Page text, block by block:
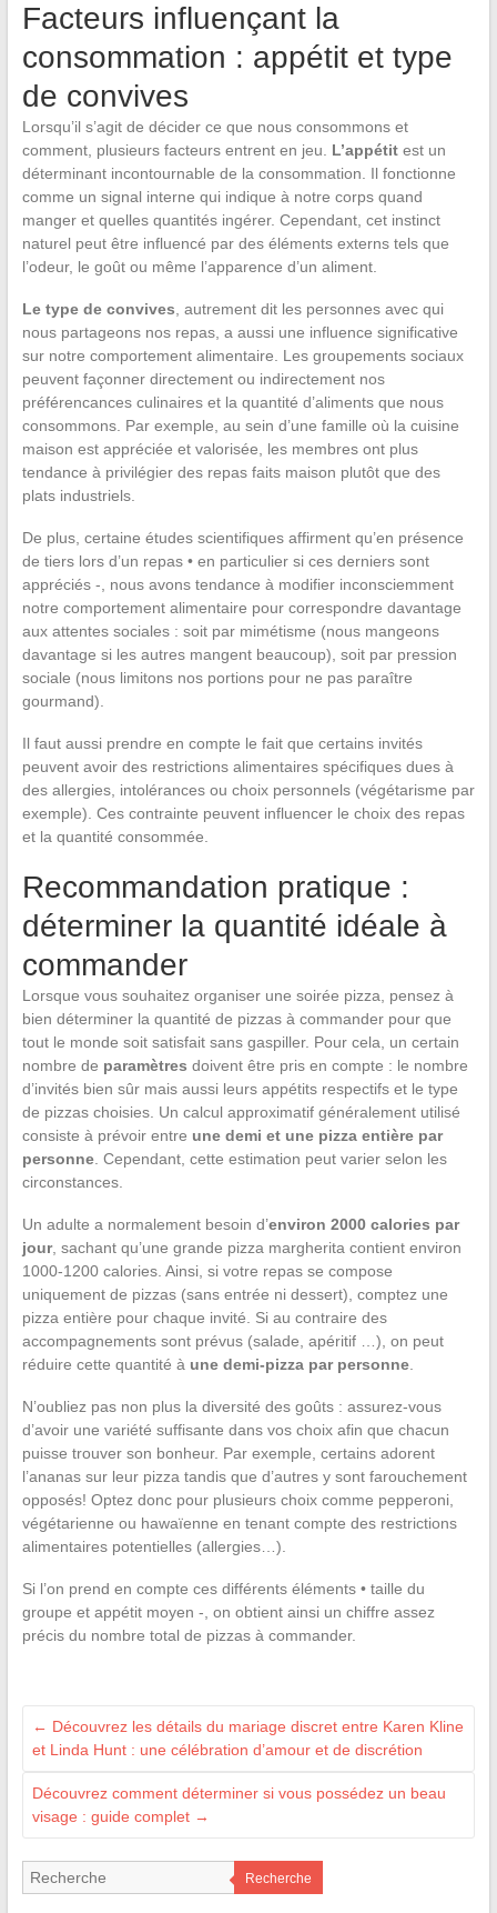
Facteurs influençant la
consommation : appétit et type
de convives
Lorsqu’il s’agit de décider ce que nous consommons et
comment, plusieurs facteurs entrent en jeu. L’appétitest un
déterminant incontournable de la consommation. Il fonctionne
comme un signal interne qui indique à notre corps quand
manger et quelles quantités ingérer. Cependant, cet instinct
naturel peut être influencé par des éléments externs tels que
l’odeur, le goût ou même l’apparence d’un aliment.
Le type de convives , autrement dit les personnes avec qui
nous partageons nos repas, a aussi une influence significative
sur notre comportement alimentaire. Les groupements sociaux
peuvent façonner directement ou indirectement nos
préférencances culinaires et la quantité d’aliments que nous
consommons. Par exemple, au sein d’une famille où la cuisine
maison est appréciée et valorisée, les membres ont plus
tendance à privilégier des repas faits maison plutôt que des
plats industriels.
De plus, certaine études scientifiques affirment qu’en présence
de tiers lors d’un repas • en particulier si ces derniers sont
appréciés -, nous avons tendance à modifier inconsciemment
notre comportement alimentaire pour correspondre davantage
aux attentes sociales : soit par mimétisme (nous mangeons
davantage si les autres mangent beaucoup), soit par pression
sociale (nous limitons nos portions pour ne pas paraître
gourmand).
Il faut aussi prendre en compte le fait que certains invités
peuvent avoir des restrictions alimentaires spécifiques dues à
des allergies, intolérances ou choix personnels (végétarisme par
exemple). Ces contrainte peuvent influencer le choix des repas
et la quantité consommée.
Recommandation pratique :
déterminer la quantité idéale à
commander
Lorsque vous souhaitez organiser une soirée pizza, pensez à
bien déterminer la quantité de pizzas à commander pour que
tout le monde soit satisfait sans gaspiller. Pour cela, un certain
nombre de paramètres doivent être pris en compte : le nombre
d’invités bien sûr mais aussi leurs appétits respectifs et le type
de pizzas choisies. Un calcul approximatif généralement utilisé
consiste à prévoir entre une demi et une pizza entière par
personne. Cependant, cette estimation peut varier selon les
circonstances.
Un adulte a normalement besoin d’environ 2000 calories par
jour, sachant qu’une grande pizza margherita contient environ
1000-1200 calories. Ainsi, si votre repas se compose
uniquement de pizzas (sans entrée ni dessert), comptez une
pizza entière pour chaque invité. Si au contraire des
accompagnements sont prévus (salade, apéritif …), on peut
réduire cette quantité à une demi-pizza par personne.
N’oubliez pas non plus la diversité des goûts : assurez-vous
d’avoir une variété suffisante dans vos choix afin que chacun
puisse trouver son bonheur. Par exemple, certains adorent
l’ananas sur leur pizza tandis que d’autres y sont farouchement
opposés! Optez donc pour plusieurs choix comme pepperoni,
végétarienne ou hawaïenne en tenant compte des restrictions
alimentaires potentielles (allergies…).
Si l’on prend en compte ces différents éléments • taille du
groupe et appétit moyen -, on obtient ainsi un chiffre assez
précis du nombre total de pizzas à commander.
← Découvrez les détails du mariage discret entre Karen Kline
et Linda Hunt : une célébration d’amour et de discrétion
Découvrez comment déterminer si vous possédez un beau
visage : guide complet →
Recherche